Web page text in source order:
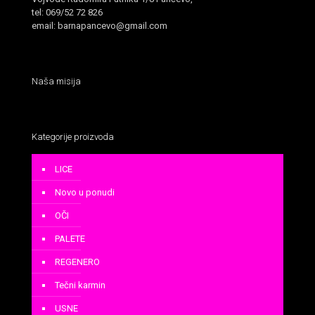
tel: 069/52 72 826
email: barnapancevo@gmail.com
Naša misija
Kategorije proizvoda
LICE
Novo u ponudi
OČI
PALETE
REGENERO
Tečni karmin
USNE